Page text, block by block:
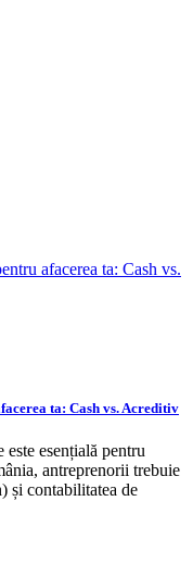
ta: Cash vs. Acreditiv
esențială pentru
antreprenorii trebuie
și contabilitatea de